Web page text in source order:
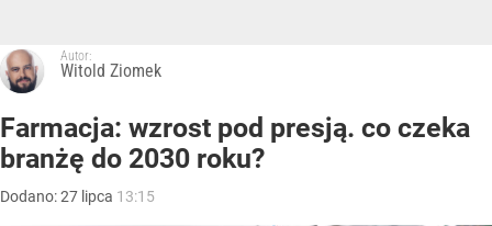
Autor:
Witold Ziomek
Farmacja: wzrost pod presją. co czeka
branżę do 2030 roku?
Dodano:27 lipca 13:15